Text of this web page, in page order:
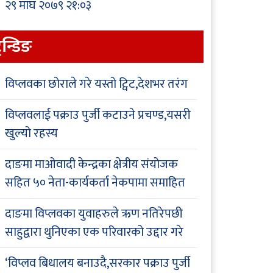
२९ माघ २०७९ २१:०३
विप्लवका छोराले गरे यस्तो ट्विट,देशभर तरंग
विप्लवलाई पक्राउ पुर्जी कटाउने प्रचण्ड,यसरी
खुल्यो रहस्य
दाङमा माओवादी केन्द्रका क्षेत्रीय संयोजक
सहित ५० नेता-कार्यकर्ता नेकपामा समाहित
दाङमा विप्लवका युवाहरुले ऋण नतिरेपछी
साहुद्वारा थुनिएका एक परिवारको उद्दार गरे
‘विप्लव बिधालय बनाउदै,सरकार पक्राउ पुर्जी